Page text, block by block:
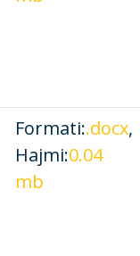
Formati:.docx,
Hajmi:0.04
mb